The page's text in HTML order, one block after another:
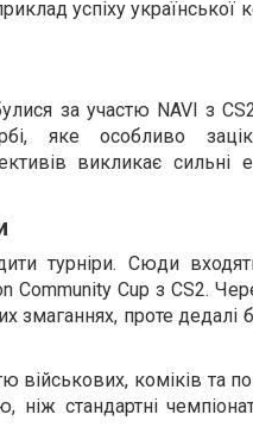
успіху української
за участю NAVI з
яке особливо
викликає сильні
турніри. Сюди
Community Cup з CS2.
змаганнях, проте дедалі
військових, коміків та
ніж стандартні